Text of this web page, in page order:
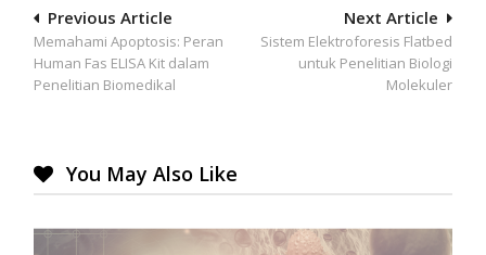
Post
navigation
Next Article
Sistem Elektroforesis Flatbed
untuk Penelitian Biologi
Molekuler
Previous Article
Memahami Apoptosis: Peran
Human Fas ELISA Kit dalam
Penelitian Biomedikal
You May Also Like